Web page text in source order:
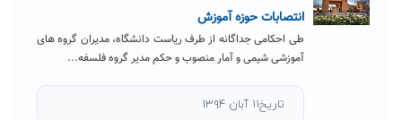
انتصابات حوزه آموزش
طی احکامی جداگانه از طرف ریاست دانشگاه، مدیران گروه های
آموزشی شیمی و آمار منصوب و حکم مدیر گروه فلسفه...
تاریخ۱۱ آبان ۱۳۹۴